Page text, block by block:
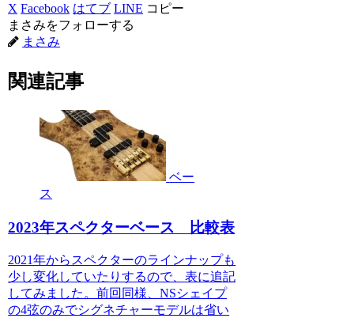
X Facebook はてブ LINE コピー
まさみをフォローする
まさみ
関連記事
ベー
ス
2023年スペクターベース 比較表
2021年からスペクターのラインナップも
少し変化していたりするので、表に追記
してみました。前回同様、NSシェイプ
の4弦のみでシグネチャーモデルは省い